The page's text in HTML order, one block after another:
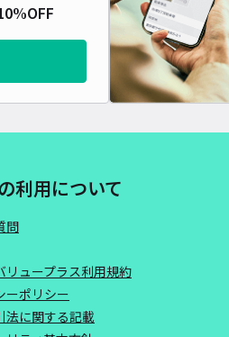
利用について
問
リュープラス利用規約
ーポリシー
法に関する記載